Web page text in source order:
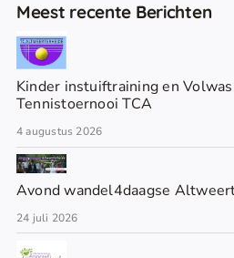
Meest recente Berichten
Kinder instuiftraining en
Tennistoernooi TCA
4 augustus 2026
Avond wandel4daagse
24 juli 2026